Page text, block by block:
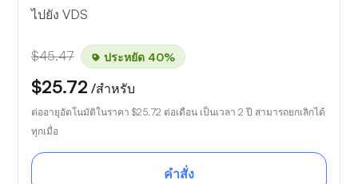
ไปยัง VDS
$45.47 ประหยัด 40%
$25.72 /สำหรับ
ต่ออายุอัตโนมัติในราคา $25.72 ต่อเดือน เป็นเวลา 2 ปี สามารถยกเลิกได้
ทุกเมื่อ
คำสั่ง